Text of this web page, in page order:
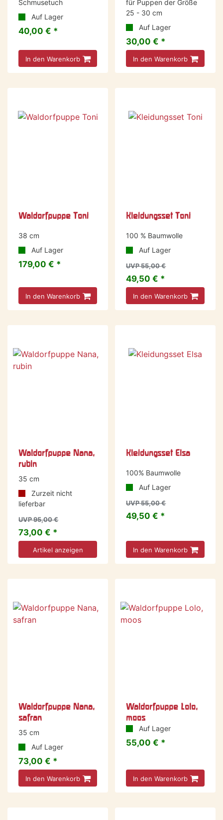
Schmusetuch
Auf Lager
40,00 € *
In den Warenkorb
für Puppen der Größe
25 - 30 cm
Auf Lager
30,00 € *
In den Warenkorb
Waldorfpuppe Toni
38 cm
Auf Lager
179,00 € *
In den Warenkorb
Kleidungsset Toni
100 % Baumwolle
Auf Lager
UVP 55,00 €
49,50 € *
In den Warenkorb
Waldorfpuppe Nana,
rubin
35 cm
Zurzeit nicht
lieferbar
UVP 95,00 €
73,00 € *
Artikel anzeigen
Kleidungsset Elsa
100% Baumwolle
Auf Lager
UVP 55,00 €
49,50 € *
In den Warenkorb
Waldorfpuppe Nana,
safran
35 cm
Auf Lager
73,00 € *
In den Warenkorb
Waldorfpuppe Lolo,
moos
Auf Lager
55,00 € *
In den Warenkorb